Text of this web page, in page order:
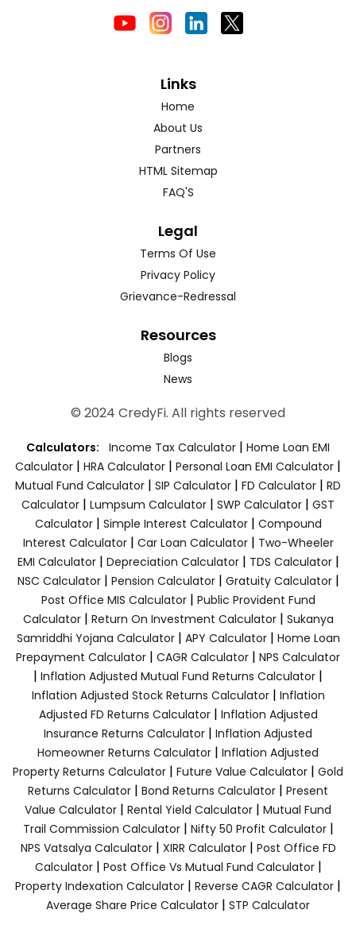
Links
Home
About Us
Partners
HTML Sitemap
FAQ'S
Legal
Terms Of Use
Privacy Policy
Grievance-Redressal
Resources
Blogs
News
© 2024 CredyFi. All rights reserved
Calculators: Income Tax Calculator | Home Loan EMI
Calculator | HRA Calculator | Personal Loan EMI Calculator |
Mutual Fund Calculator | SIP Calculator | FD Calculator | RD
Calculator | Lumpsum Calculator | SWP Calculator | GST
Calculator| Simple Interest Calculator| Compound
Interest Calculator| Car Loan Calculator| Two-Wheeler
EMI Calculator| Depreciation Calculator| TDS Calculator|
NSC Calculator| Pension Calculator| Gratuity Calculator|
Post Office MIS Calculator| Public Provident Fund
Calculator| Return On Investment Calculator| Sukanya
Samriddhi Yojana Calculator| APY Calculator| Home Loan
Prepayment Calculator | CAGR Calculator | NPS Calculator
| Inflation Adjusted Mutual Fund Returns Calculator |
Inflation Adjusted Stock Returns Calculator| Inflation
Adjusted FD Returns Calculator| Inflation Adjusted
Insurance Returns Calculator | Inflation Adjusted
Homeowner Returns Calculator | Inflation Adjusted
Property Returns Calculator | Future Value Calculator | Gold
Returns Calculator | Bond Returns Calculator | Present
Value Calculator | Rental Yield Calculator | Mutual Fund
Trail Commission Calculator| Nifty 50 Profit Calculator|
NPS Vatsalya Calculator| XIRR Calculator| Post Office FD
Calculator| Post Office Vs Mutual Fund Calculator|
Property Indexation Calculator | Reverse CAGR Calculator |
Average Share Price Calculator | STP Calculator